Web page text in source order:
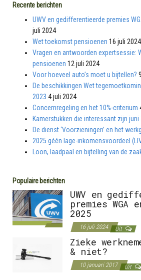
Recente berichten
UWV en gedifferentieerde premies
juli 2024
Wet toekomst pensioenen 16 juli 2024
Vragen en antwoorden expertsessie:
pensioenen 12 juli 2024
Voor hoeveel auto’s moet u bijtellen?
De beschikkingen Wet
2023 4 juli 2024
Concernregeling en het 10%-criterium
Kamerstukken die interessant zijn juni
De dienst ‘Voorzieningen’ en het
2025 géén lage-inkomensvoordeel
Loon, laadpaal en bijtelling van de
Populaire berichten
UWV en
premies WGA
2025
16 juli 2024 Uit
Zieke
& niet?
10 januari 2017 Uit